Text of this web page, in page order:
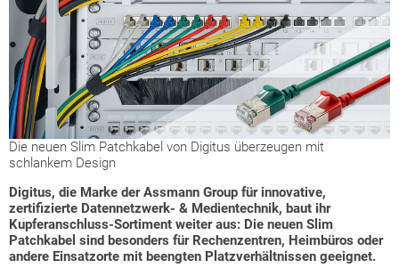
Die neuen Slim Patchkabel von Digitus überzeugen mit
schlankem Design
Digitus, die Marke der Assmann Group für innovative,
zertifizierte Datennetzwerk- & Medientechnik, baut ihr
Kupferanschluss-Sortiment weiter aus: Die neuen Slim
Patchkabel sind besonders für Rechenzentren, Heimbüros oder
andere Einsatzorte mit beengten Platzverhältnissen geeignet.